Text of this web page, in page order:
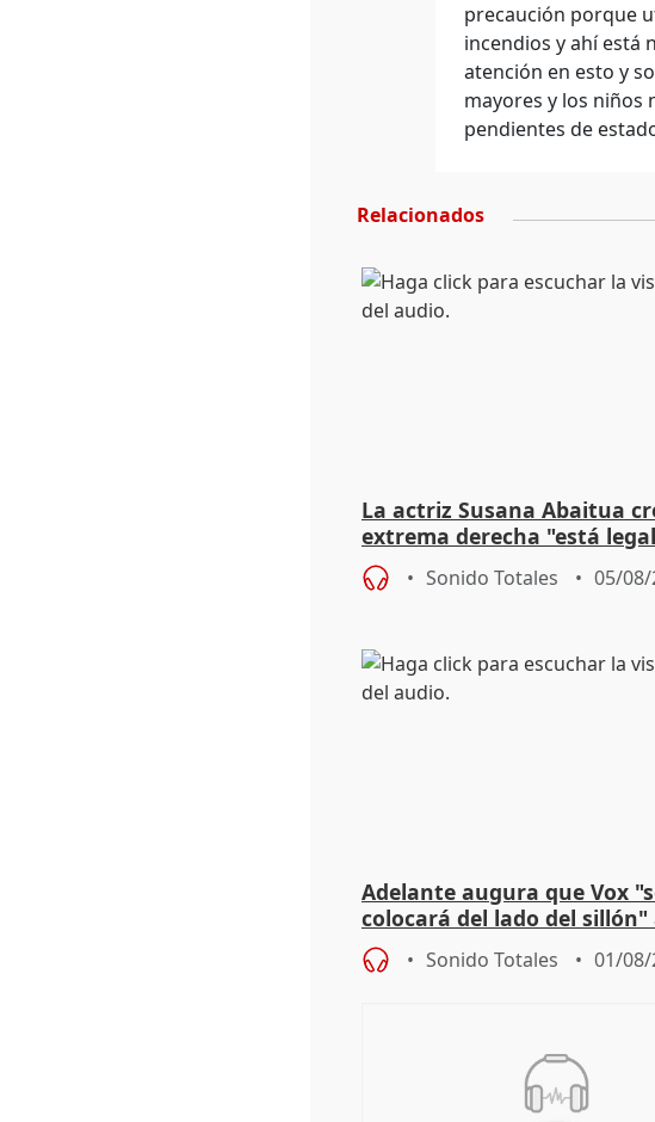
precaución porque
incendios y ahí está
atención en esto y
mayores y los niños
pendientes de
Relacionados
La actriz Susana Abaitua
extrema derecha "está
homofobia"
Sonido Totales 05/08/
Adelante augura que Vox
colocará del lado del
iniciativas de la oposición
Sonido Totales 01/08/